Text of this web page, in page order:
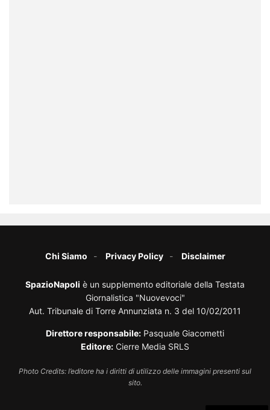
Chi Siamo Privacy Policy Disclaimer
SpazioNapoli è un supplemento editoriale della Testata
Giornalistica "Nuovevoci"
Aut. Tribunale di Torre Annunziata n. 3 del 10/02/2011
Direttore responsabile: Pasquale Giacometti
Editore: Cierre Media SRLS
Photo Credits: l’editore ha i diritti di utilizzo delle immagini presenti sul
sito.